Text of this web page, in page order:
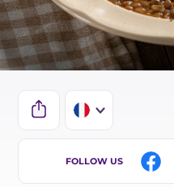
IT
FOLLOW US